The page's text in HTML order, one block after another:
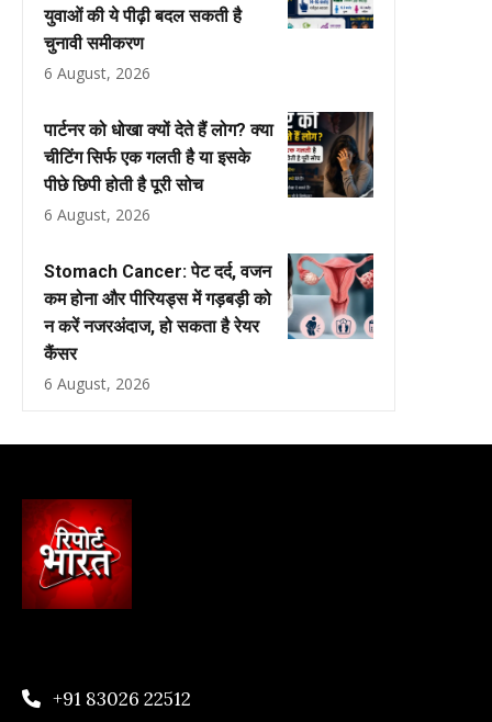
युवाओं की ये पीढ़ी बदल सकती है
चुनावी समीकरण
6 August, 2026
पार्टनर को धोखा क्यों देते हैं लोग? क्या
चीटिंग सिर्फ एक गलती है या इसके
पीछे छिपी होती है पूरी सोच
6 August, 2026
Stomach Cancer: पेट दर्द, वजन
कम होना और पीरियड्स में गड़बड़ी को
न करें नजरअंदाज, हो सकता है रेयर
कैंसर
6 August, 2026
+91 83026 22512